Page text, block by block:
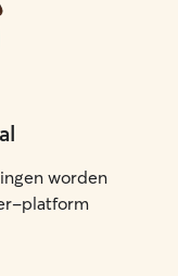
worden
platform